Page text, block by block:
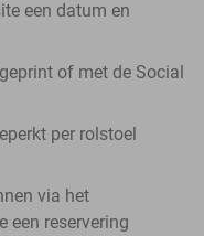
een datum en
of met de Social
per rolstoel
via het
een reservering